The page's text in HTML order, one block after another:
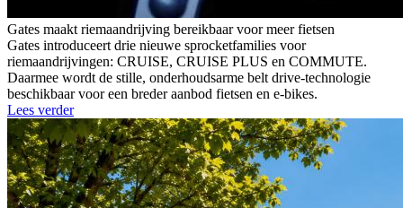
Gates maakt riemaandrijving bereikbaar voor meer fietsen
Gates introduceert drie nieuwe sprocketfamilies voor
riemaandrijvingen: CRUISE, CRUISE PLUS en COMMUTE.
Daarmee wordt de stille, onderhoudsarme belt drive-technologie
beschikbaar voor een breder aanbod fietsen en e-bikes.
Lees verder